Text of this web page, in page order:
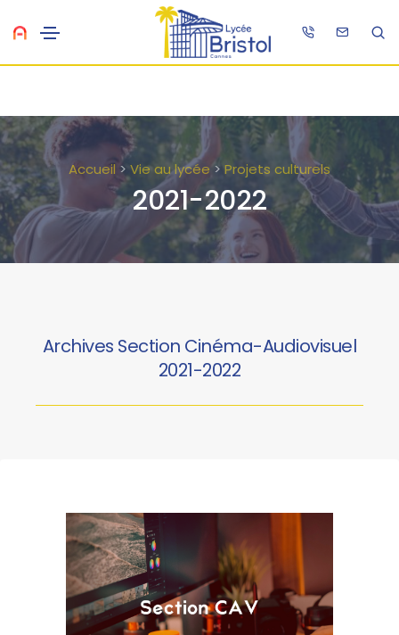
Accueil > Vie au lycée>Projets culturels
2021-2022
Archives Section Cinéma-Audiovisuel
2021-2022